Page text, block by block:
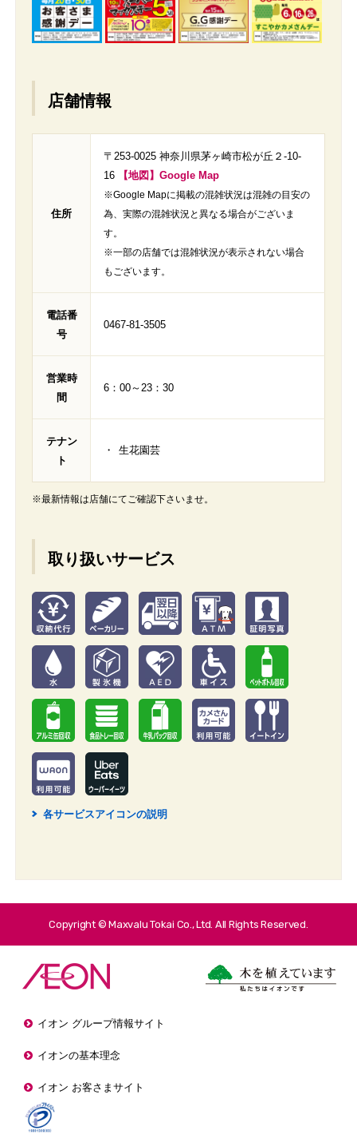
店舗情報
住所
〒253-0025 神奈川県茅ヶ崎市松が丘２-10-
16
【地図】Google Map
※Google Mapに掲載の混雑状況は混雑の目安の
為、実際の混雑状況と異なる場合がございま
す。
※一部の店舗では混雑状況が表示されない場合
もございます。
電話番
号
0467-81-3505
営業時
間
6：00～23：30
テナン
ト
生花園芸
※最新情報は店舗にてご確認下さいませ。
取り扱いサービス
2 各サービスアイコンの説明
Copyright © Maxvalu Tokai Co., Ltd. All Rights Reserved.
イオン グループ情報サイト
イオンの基本理念
イオン お客さまサイト